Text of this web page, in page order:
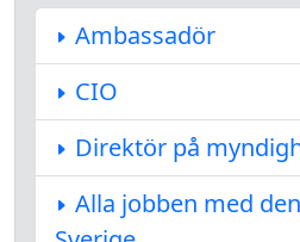
Ambassadör
CIO
Direktör på
Alla jobben med